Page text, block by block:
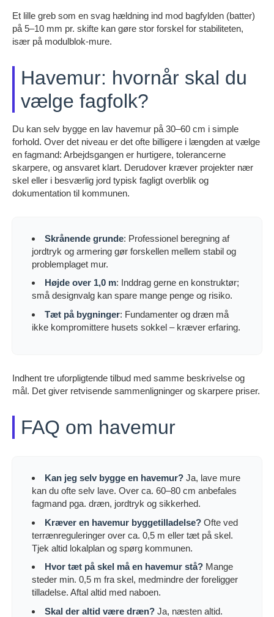
Et lille greb som en svag hældning ind mod bagfylden (batter)
på 5–10 mm pr. skifte kan gøre stor forskel for stabiliteten,
især på modulblok-mure.
Havemur: hvornår skal du
vælge fagfolk?
Du kan selv bygge en lav havemur på 30–60 cm i simple
forhold. Over det niveau er det ofte billigere i længden at vælge
en fagmand: Arbejdsgangen er hurtigere, tolerancerne
skarpere, og ansvaret klart. Derudover kræver projekter nær
skel eller i besværlig jord typisk fagligt overblik og
dokumentation til kommunen.
Skrånende grunde: Professionel beregning af
jordtryk og armering gør forskellen mellem stabil og
problemplaget mur.
Højde over 1,0 m: Inddrag gerne en konstruktør;
små designvalg kan spare mange penge og risiko.
Tæt på bygninger: Fundamenter og dræn må
ikke kompromittere husets sokkel – kræver erfaring.
Indhent tre uforpligtende tilbud med samme beskrivelse og
mål. Det giver retvisende sammenligninger og skarpere priser.
FAQ om havemur
Kan jeg selv bygge en havemur? Ja, lave mure
kan du ofte selv lave. Over ca. 60–80 cm anbefales
fagmand pga. dræn, jordtryk og sikkerhed.
Kræver en havemur byggetilladelse? Ofte ved
terrænreguleringer over ca. 0,5 m eller tæt på skel.
Tjek altid lokalplan og spørg kommunen.
Hvor tæt på skel må en havemur stå? Mange
steder min. 0,5 m fra skel, medmindre der foreligger
tilladelse. Aftal altid med naboen.
Skal der altid være dræn? Ja, næsten altid.